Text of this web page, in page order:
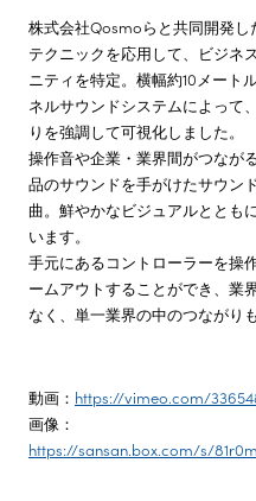
株式会社Qosmoらと共同開発
テクニックを応用して、ビジネ
ニティを特定。横幅約10メート
ネルサウンドシステムによって
りを強調して可視化しました。
操作音や企業・業界間がつなが
品のサウンドを手がけたサウン
曲。鮮やかなビジュアルととも
います。
手元にあるコントローラーを操
ームアウトすることができ、業
なく、単一業界の中のつながり
動画： https://vimeo.com/
画像：
https://sansan.box.com/s/